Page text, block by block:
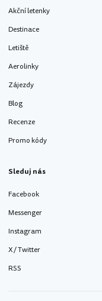
Akční letenky
Destinace
Letiště
Aerolinky
Zájezdy
Blog
Recenze
Promo kódy
Sleduj nás
Facebook
Messenger
Instagram
X / Twitter
RSS